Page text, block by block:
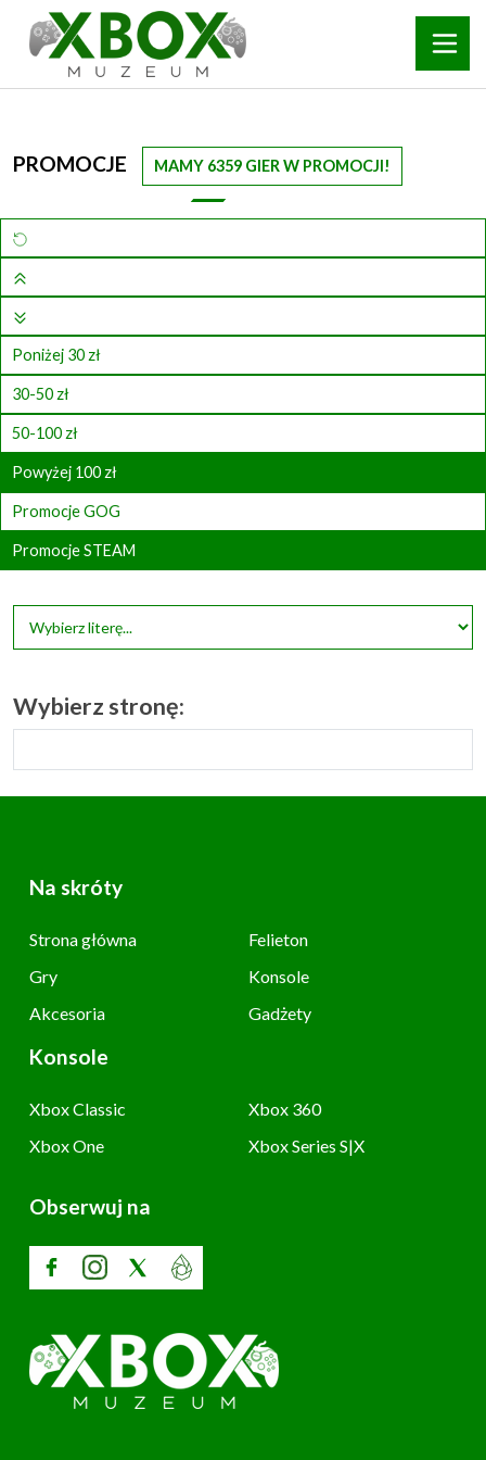
PROMOCJE MAMY 6359 GIER W PROMOCJI!
Poniżej 30 zł
30-50 zł
50-100 zł
Powyżej 100 zł
Promocje GOG
Promocje STEAM
Wybierz stronę:
Na skróty
Strona główna
Felieton
Gry
Konsole
Akcesoria
Gadżety
Konsole
Xbox Classic
Xbox 360
Xbox One
Xbox Series S|X
Obserwuj na